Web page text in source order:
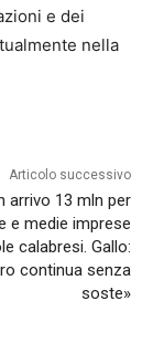
e dei
nella
Articolo successivo
arrivo 13 mln per
e medie imprese
calabresi. Gallo:
continua senza
soste»